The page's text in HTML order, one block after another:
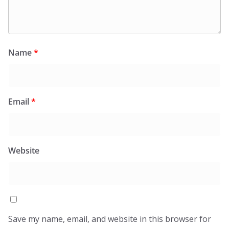
Name*
Email*
Website
Save my name, email, and website in this browser for